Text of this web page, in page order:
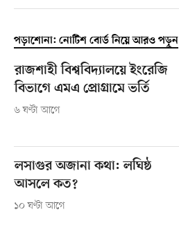
পড়াশোনা: নোটিশ বোর্ড নিয়ে আরও পড়ুন
রাজশাহী বিশ্ববিদ্যালয়ে ইংরেজি
বিভাগে এমএ প্রোগ্রামে ভর্তি
৬ ঘণ্টা আগে
লসাগুর অজানা কথা: লঘিষ্ঠ
আসলে কত?
১০ ঘণ্টা আগে